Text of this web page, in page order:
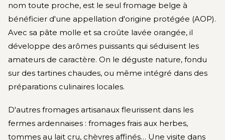
nom toute proche, est le seul fromage belge à
bénéficier d'une appellation d'origine protégée (AOP).
Avec sa pâte molle et sa croûte lavée orangée, il
développe des arômes puissants qui séduisent les
amateurs de caractère. On le déguste nature, fondu
sur des tartines chaudes, ou même intégré dans des
préparations culinaires locales.
D'autres fromages artisanaux fleurissent dans les
fermes ardennaises : fromages frais aux herbes,
tommes au lait cru, chèvres affinés… Une visite dans